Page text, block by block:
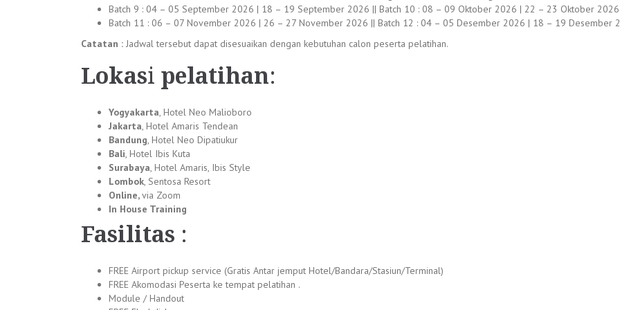
Batch 9 : 04 – 05 September 2026 | 18 – 19 September 2026 || Batch 10 : 08 – 09 Oktober 2026 | 22 – 23 Oktober 2026
Batch 11 : 06 – 07 November 2026 | 26 – 27 November 2026 || Batch 12 : 04 – 05 Desember 2026 | 18 – 19 Desember
Catatan : Jadwal tersebut dapat disesuaikan dengan kebutuhan calon peserta pelatihan.
Lokasi pelatihan:
Yogyakarta, Hotel Neo Malioboro
Jakarta, Hotel Amaris Tendean
Bandung, Hotel Neo Dipatiukur
Bali, Hotel Ibis Kuta
Surabaya, Hotel Amaris, Ibis Style
Lombok, Sentosa Resort
Online,via Zoom
In House Training
Fasilitas :
FREE Airport pickup service (Gratis Antar jemput Hotel/Bandara/Stasiun/Terminal)
FREE Akomodasi Peserta ke tempat pelatihan .
Module / Handout